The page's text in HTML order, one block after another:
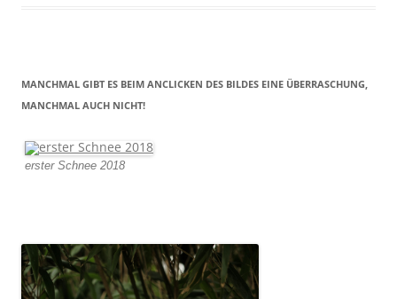
MANCHMAL GIBT ES BEIM ANCLICKEN DES BILDES EINE ÜBERRASCHUNG,
MANCHMAL AUCH NICHT!
erster Schnee 2018